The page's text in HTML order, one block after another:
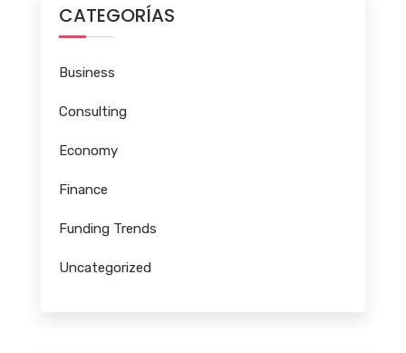
CATEGORÍAS
Business
Consulting
Economy
Finance
Funding Trends
Uncategorized